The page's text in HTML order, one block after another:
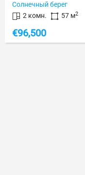
Солнечный берег
2 комн.
57 м2
€96,500